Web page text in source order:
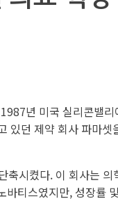
년 미국 실리콘밸
던 제약 회사 파마
시켰다. 이 회사는
티스였지만, 성장률